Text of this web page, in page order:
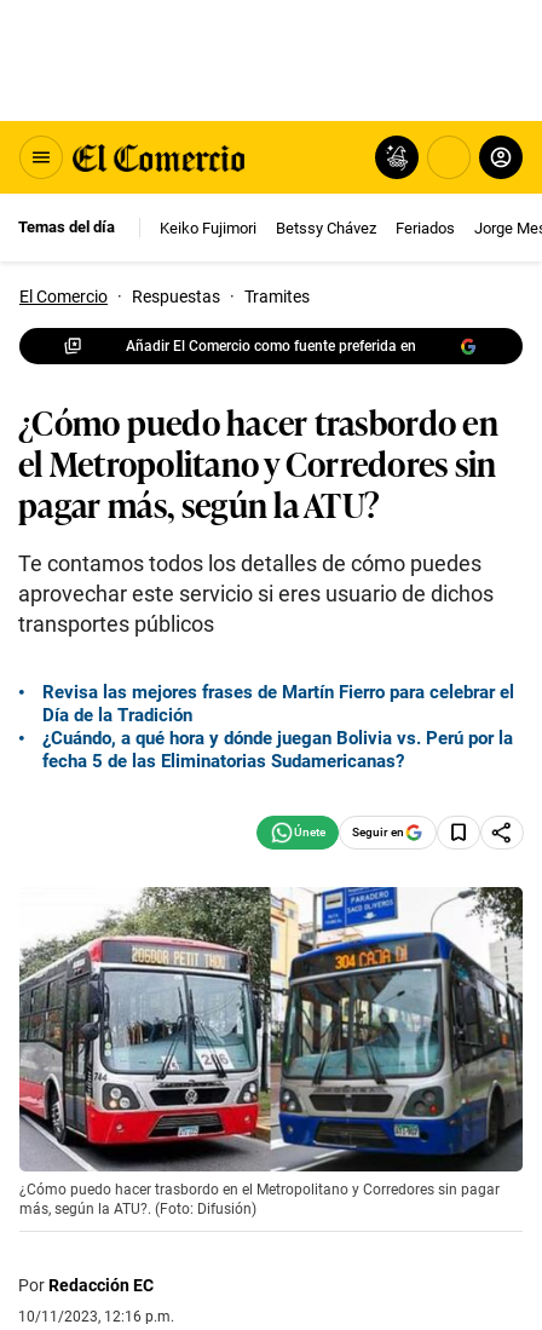
Temas del día Keiko Fujimori Betssy Chávez Feriados Jorge
El Comercio · Respuestas · Tramites
Añadir El Comercio como fuente preferida en
¿Cómo puedo hacer trasbordo en
el Metropolitano y Corredores sin
pagar más, según la ATU?
Te contamos todos los detalles de cómo puedes
aprovechar este servicio si eres usuario de dichos
transportes públicos
Revisa las mejores frases de Martín Fierro para celebrar el
Día de la Tradición
¿Cuándo, a qué hora y dónde juegan Bolivia vs. Perú por la
fecha 5 de las Eliminatorias Sudamericanas?
Seguir en
¿Cómo puedo hacer trasbordo en el Metropolitano y Corredores sin pagar
más, según la ATU?. (Foto: Difusión)
PorRedacción EC
10/11/2023, 12:16 p.m.